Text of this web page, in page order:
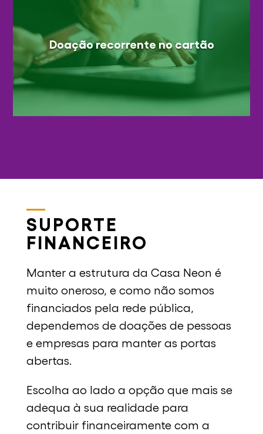
Doação recorrente no cartão
SUPORTE
FINANCEIRO
Manter a estrutura da Casa Neon é
muito oneroso, e como não somos
financiados pela rede pública,
dependemos de doações de pessoas
e empresas para manter as portas
abertas.
Escolha ao lado a opção que mais se
adequa à sua realidade para
contribuir financeiramente com a